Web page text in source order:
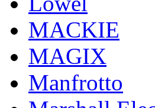
MACKIE
MAGIX
Manfrotto